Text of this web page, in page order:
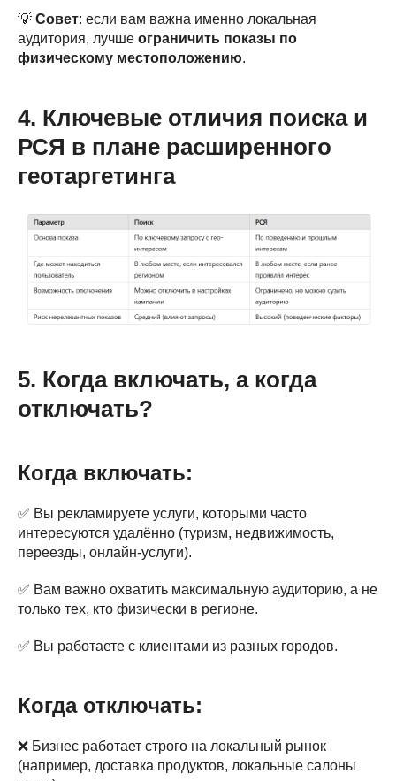
💡 Совет: если вам важна именно локальная
аудитория, лучше ограничить показы по
физическому местоположению.
4. Ключевые отличия поиска и
РСЯ в плане расширенного
геотаргетинга
5. Когда включать, а когда
отключать?
Когда включать:
✅ Вы рекламируете услуги, которыми часто
интересуются удалённо (туризм, недвижимость,
переезды, онлайн-услуги).
✅ Вам важно охватить максимальную аудиторию, а не
только тех, кто физически в регионе.
✅ Вы работаете с клиентами из разных городов.
Когда отключать:
❌ Бизнес работает строго на локальный рынок
(например, доставка продуктов, локальные салоны